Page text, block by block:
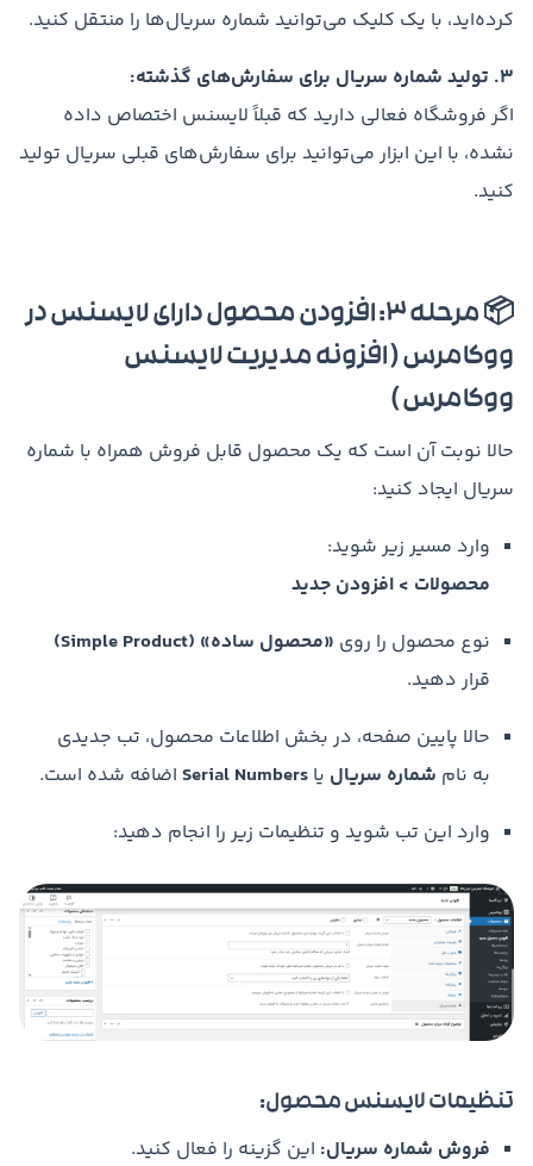
کرده‌اید، با یک کلیک می‌توانید شماره سریال‌ها را منتقل کنید.
3. تولید شماره سریال برای سفارش‌های گذشته:
اگر فروشگاه فعالی دارید که قبلاً لایسنس اختصاص داده
نشده، با این ابزار می‌توانید برای سفارش‌های قبلی سریال تولید
کنید.
📦 مرحله 3: افزودن محصول دارای لایسنس در
ووکامرس ( افزونه مدیریت لایسنس
ووکامرس )
حالا نوبت آن است که یک محصول قابل فروش همراه با شماره
سریال ایجاد کنید:
وارد مسیر زیر شوید:
محصولات > افزودن جدید
نوع محصول را روی «محصول ساده» (Simple Product)
قرار دهید.
حالا پایین صفحه، در بخش اطلاعات محصول، تب جدیدی
به نام شماره سریال یا Serial Numbers اضافه شده است.
وارد این تب شوید و تنظیمات زیر را انجام دهید:
تنظیمات لایسنس محصول:
فروش شماره سریال: این گزینه را فعال کنید.